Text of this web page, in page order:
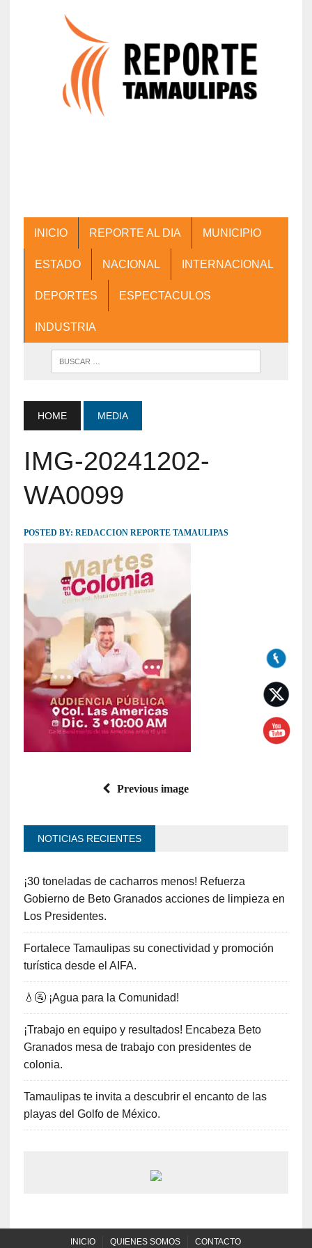
INICIO REPORTE AL DIA MUNICIPIO
ESTADO NACIONAL INTERNACIONAL
DEPORTES ESPECTACULOS
INDUSTRIA
HOME MEDIA
IMG-20241202-
WA0099
POSTED BY: REDACCION REPORTE TAMAULIPAS
Previous image
NOTICIAS RECIENTES
¡30 toneladas de cacharros menos! Refuerza
Gobierno de Beto Granados acciones de limpieza en
Los Presidentes.
Fortalece Tamaulipas su conectividad y promoción
turística desde el AIFA.
💧🚰 ¡Agua para la Comunidad!
¡Trabajo en equipo y resultados! Encabeza Beto
Granados mesa de trabajo con presidentes de
colonia.
Tamaulipas te invita a descubrir el encanto de las
playas del Golfo de México.
INICIO QUIENES SOMOS CONTACTO